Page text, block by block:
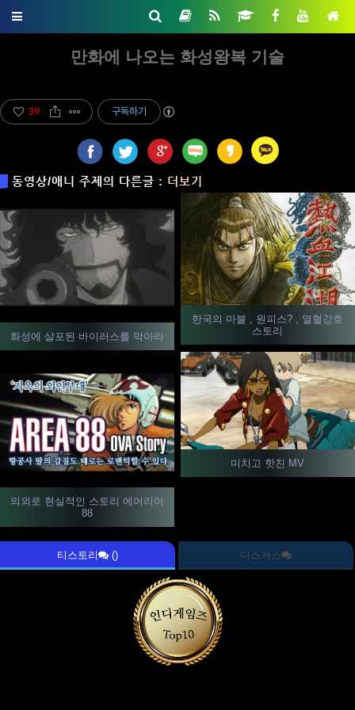
만화에 나오는 화성왕복 기술
39 구독하기
동영상/애니 주제의 다른글 : 더보기
화성에 살포된 바이러스를 막아라
한국의 마블 , 원피스? , 열혈강호
스토리
미치고 핫친 MV
의외로 현실적인 스토리 에어리어
88
티스토리 () 디스커스